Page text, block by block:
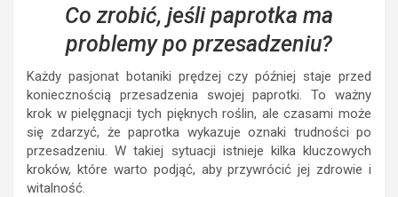
Co zrobić, jeśli paprotka ma
problemy po przesadzeniu?
Każdy pasjonat botaniki prędzej czy później staje przed
koniecznością przesadzenia swojej paprotki. To ważny
krok w pielęgnacji tych pięknych roślin, ale czasami może
się zdarzyć, że paprotka wykazuje oznaki trudności po
przesadzeniu. W takiej sytuacji istnieje kilka kluczowych
kroków, które warto podjąć, aby przywrócić jej zdrowie i
witalność.